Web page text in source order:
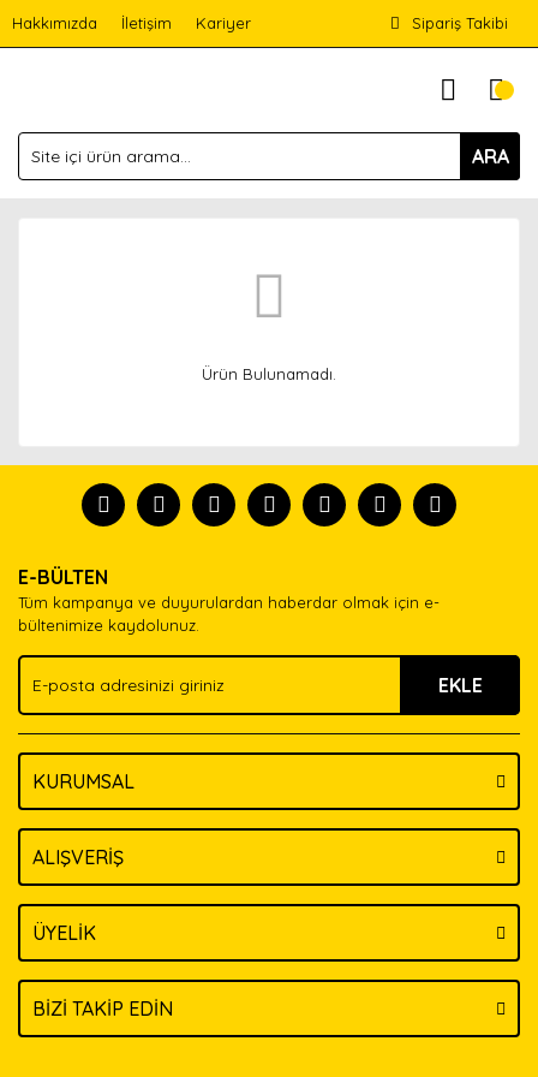
Hakkımızda İletişim Kariyer Sipariş Takibi
ARA
Ürün Bulunamadı.
E-BÜLTEN
Tüm kampanya ve duyurulardan haberdar olmak için e-
bültenimize kaydolunuz.
EKLE
KURUMSAL
ALIŞVERİŞ
ÜYELİK
BİZİ TAKİP EDİN